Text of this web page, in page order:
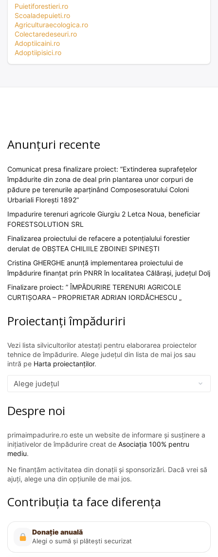
Puietiforestieri.ro
Scoaladepuieti.ro
Agriculturaecologica.ro
Colectaredeseuri.ro
Adoptiicaini.ro
Adoptiipisici.ro
Anunțuri recente
Comunicat presa finalizare proiect: ”Extinderea suprafețelor
împădurite din zona de deal prin plantarea unor corpuri de
pădure pe terenurile aparținând Composesoratului Coloni
Urbariali Florești 1892”
Impadurire terenuri agricole Giurgiu 2 Letca Noua, beneficiar
FORESTSOLUTION SRL
Finalizarea proiectului de refacere a potențialului forestier
derulat de OBȘTEA CHILIILE ZBOINEI SPINEȘTI
Cristina GHERGHE anunță implementarea proiectului de
împădurire finanțat prin PNRR în localitatea Călărași, județul Dolj
Finalizare proiect: ” ÎMPĂDURIRE TERENURI AGRICOLE
CURTIȘOARA – PROPRIETAR ADRIAN IORDĂCHESCU „
Proiectanți împăduriri
Vezi lista silvicultorilor atestați pentru elaborarea proiectelor
tehnice de împădurire. Alege județul din lista de mai jos sau
intră pe Harta proiectanților.
Despre noi
primaimpadurire.ro este un website de informare și susținere a
inițiativelor de împădurire creat de Asociația 100% pentru
mediu.
Ne finanțăm activitatea din donații și sponsorizări. Dacă vrei să
ajuți, alege una din opțiunile de mai jos.
Contribuția ta face diferența
Donație anuală
Alegi o sumă și plătești securizat